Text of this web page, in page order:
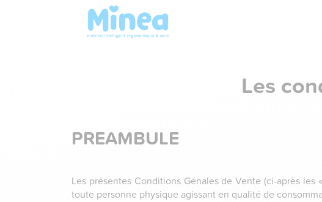
Les
PREAMBULE
Les présentes Conditions Génales de Vente (ci-après
toute personne physique agissant en qualité de